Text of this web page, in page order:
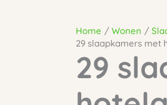
Home Wonen
29 slaapkamers met
29